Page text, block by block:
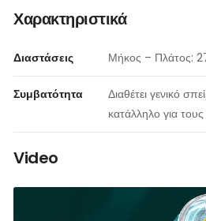
Χαρακτηριστικά
Διαστάσεις Μήκος – Πλάτος:
Συμβατότητα
Διαθέτει γενικό
κατάλληλο για
Video